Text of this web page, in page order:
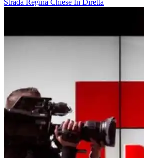
Strada Regina Chiese In Diretta